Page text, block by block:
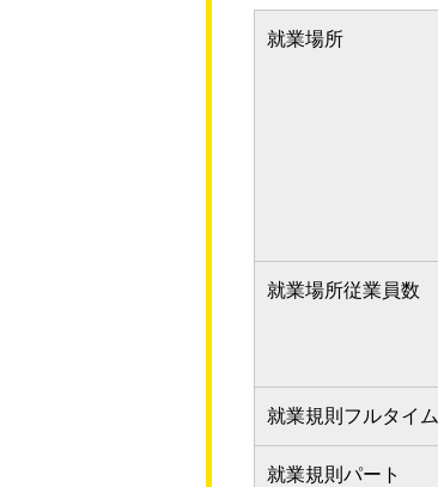
就業場所
就業場所従業員数
就業規則フルタイム
就業規則パート